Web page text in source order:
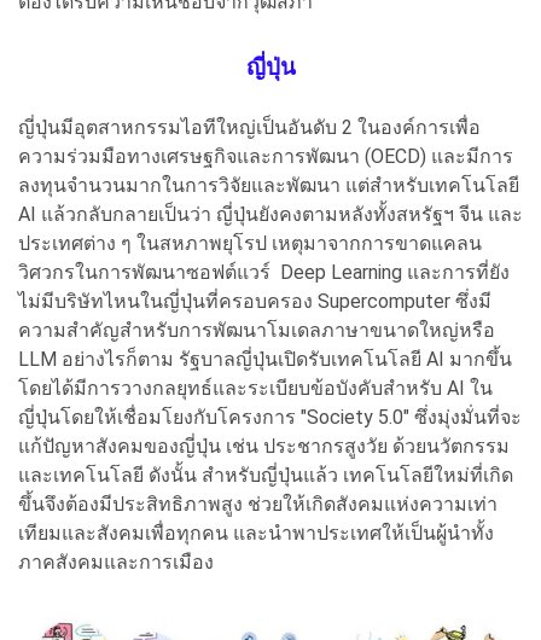
ญี่ปุ่น
ญี่ปุ่นมีอุตสาหกรรมไอทีใหญ่เป็นอันดับ 2 ในองค์การเพื่อ
ความร่วมมือทางเศรษฐกิจและการพัฒนา (OECD) และมีการ
ลงทุนจำนวนมากในการวิจัยและพัฒนา แต่สำหรับเทคโนโลยี
AI แล้วกลับกลายเป็นว่า ญี่ปุ่นยังคงตามหลังทั้งสหรัฐฯ จีน และ
ประเทศต่าง ๆ ในสหภาพยุโรป เหตุมาจากการขาดแคลน
วิศวกรในการพัฒนาซอฟต์แวร์ Deep Learning และการที่ยัง
ไม่มีบริษัทไหนในญี่ปุ่นที่ครอบครอง Supercomputer ซึ่งมี
ความสำคัญสำหรับการพัฒนาโมเดลภาษาขนาดใหญ่หรือ
LLM อย่างไรก็ตาม รัฐบาลญี่ปุ่นเปิดรับเทคโนโลยี AI มากขึ้น
โดยได้มีการวางกลยุทธ์และระเบียบข้อบังคับสำหรับ AI ใน
ญี่ปุ่นโดยให้เชื่อมโยงกับโครงการ "Society 5.0" ซึ่งมุ่งมั่นที่จะ
แก้ปัญหาสังคมของญี่ปุ่น เช่น ประชากรสูงวัย ด้วยนวัตกรรม
และเทคโนโลยี ดังนั้น สำหรับญี่ปุ่นแล้ว เทคโนโลยีใหม่ที่เกิด
ขึ้นจึงต้องมีประสิทธิภาพสูง ช่วยให้เกิดสังคมแห่งความเท่า
เทียมและสังคมเพื่อทุกคน และนำพาประเทศให้เป็นผู้นำทั้ง
ภาคสังคมและการเมือง